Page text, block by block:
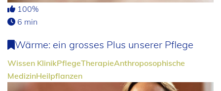
100%
6 min
Wärme: ein grosses Plus unserer Pflege
Wissen KlinikPflegeTherapieAnthroposophische
MedizinHeilpflanzen